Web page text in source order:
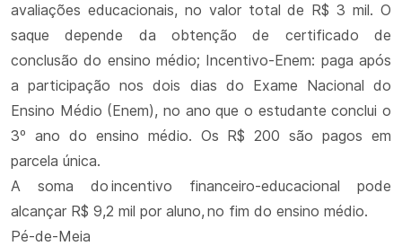
avaliações educacionais, no valor total de R$ 3 mil. O
saque depende da obtenção de certificado de
conclusão do ensino médio; Incentivo-Enem: paga após
a participação nos dois dias do Exame Nacional do
Ensino Médio (Enem), no ano que o estudante conclui o
3º ano do ensino médio. Os R$ 200 são pagos em
parcela única.
A soma do incentivo financeiro-educacional pode
alcançar R$ 9,2 mil por aluno, no fim do ensino médio.
Pé-de-Meia